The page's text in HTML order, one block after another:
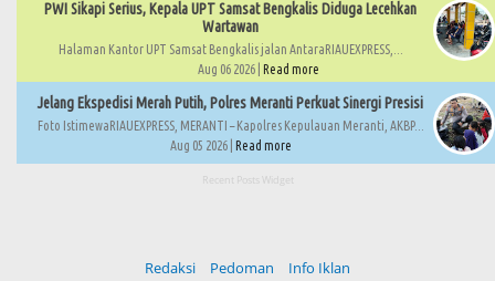
PWI Sikapi Serius, Kepala UPT Samsat Bengkalis Diduga Lecehkan
Wartawan
Halaman Kantor UPT Samsat Bengkalis jalan AntaraRIAUEXPRESS,...
Aug 06 2026 | Read more
Jelang Ekspedisi Merah Putih, Polres Meranti Perkuat Sinergi Presisi
Foto IstimewaRIAUEXPRESS, MERANTI – Kapolres Kepulauan Meranti, AKBP...
Aug 05 2026 | Read more
Recent Posts Widget
Redaksi Pedoman
Info Iklan